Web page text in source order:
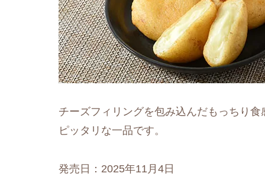
チーズフィリングを包み込んだもっちり
ピッタリな一品です。
発売日：2025年11月4日